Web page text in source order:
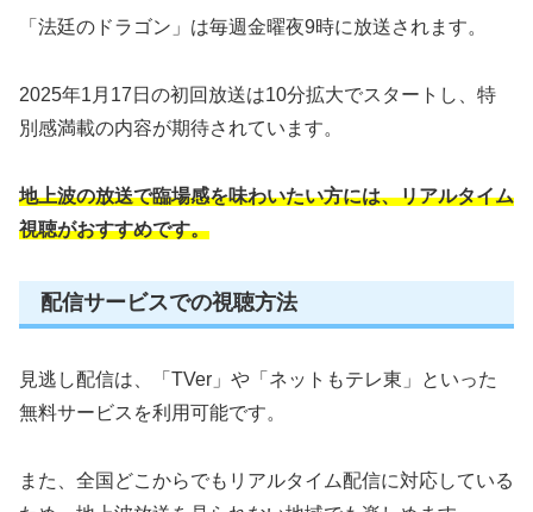
「法廷のドラゴン」は毎週金曜夜9時に放送されます。
2025年1月17日の初回放送は10分拡大でスタートし、特
別感満載の内容が期待されています。
地上波の放送で臨場感を味わいたい方には、リアルタイム
視聴がおすすめです。
配信サービスでの視聴方法
見逃し配信は、「TVer」や「ネットもテレ東」といった
無料サービスを利用可能です。
また、全国どこからでもリアルタイム配信に対応している